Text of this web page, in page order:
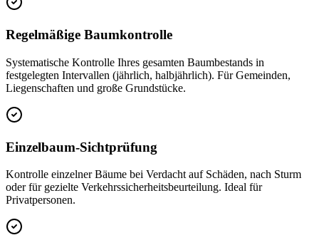
Regelmäßige Baumkontrolle
Systematische Kontrolle Ihres gesamten Baumbestands in
festgelegten Intervallen (jährlich, halbjährlich). Für Gemeinden,
Liegenschaften und große Grundstücke.
Einzelbaum-Sichtprüfung
Kontrolle einzelner Bäume bei Verdacht auf Schäden, nach Sturm
oder für gezielte Verkehrssicherheitsbeurteilung. Ideal für
Privatpersonen.